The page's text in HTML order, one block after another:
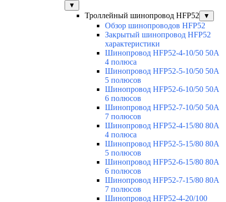
▼
Троллейный шинопровод HFP52 ▼
Обзор шинопроводов HFP52
Закрытый шинопровод HFP52
характеристики
Шинопровод HFP52-4-10/50 50A
4 полюса
Шинопровод HFP52-5-10/50 50А
5 полюсов
Шинопровод HFP52-6-10/50 50А
6 полюсов
Шинопровод HFP52-7-10/50 50А
7 полюсов
Шинопровод HFP52-4-15/80 80A
4 полюса
Шинопровод HFP52-5-15/80 80А
5 полюсов
Шинопровод HFP52-6-15/80 80А
6 полюсов
Шинопровод HFP52-7-15/80 80А
7 полюсов
Шинопровод HFP52-4-20/100